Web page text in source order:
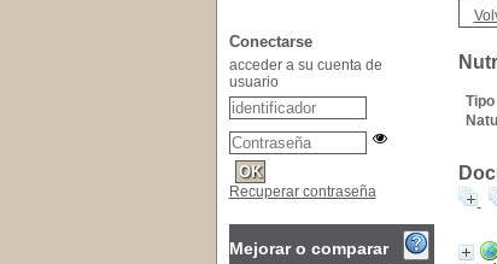
Conectarse
acceder a su cuenta de
usuario
Recuperar contraseña
Mejorar o comparar